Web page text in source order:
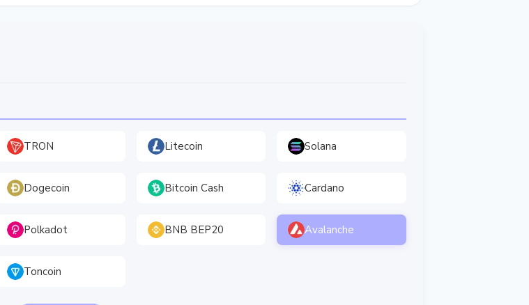
TRON Litecoin Solana
Dogecoin Bitcoin Cash Cardano
Polkadot BNB BEP20 Avalanche
Toncoin